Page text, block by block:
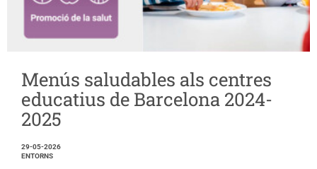
Menús saludables als centres
educatius de Barcelona 2024-
2025
29-05-2026
ENTORNS